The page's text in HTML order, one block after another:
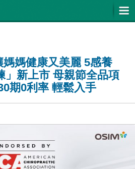
媽健康又美麗 5感養
」新上市 母親節全品項
期0利率 輕鬆入手